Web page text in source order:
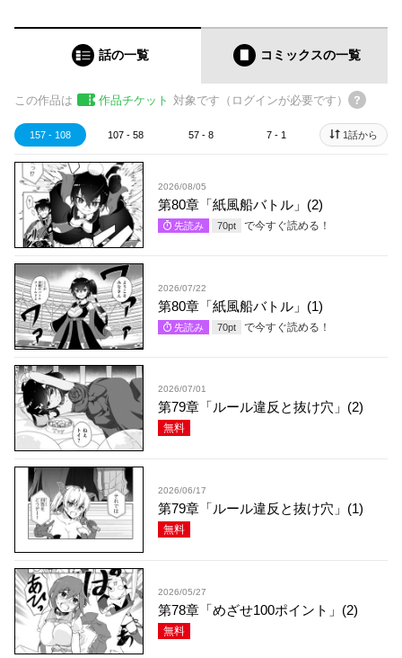
話の一覧 コミックスの一覧
この作品は 作品チケット 対象です（ログインが必要です）
157 - 108 107 - 58 57 - 8 7 - 1 1話から
2026/08/05
第80章「紙風船バトル」(2)
先読み 70pt で今すぐ読める！
2026/07/22
第80章「紙風船バトル」(1)
先読み 70pt で今すぐ読める！
2026/07/01
第79章「ルール違反と抜け穴」(2)
無料
2026/06/17
第79章「ルール違反と抜け穴」(1)
無料
2026/05/27
第78章「めざせ100ポイント」(2)
無料